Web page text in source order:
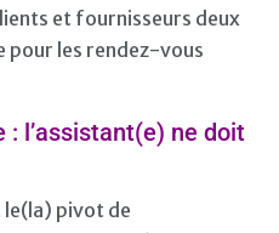
et fournisseurs deux
pour les rendez-vous
l’assistant(e) ne doit
le(la) pivot de